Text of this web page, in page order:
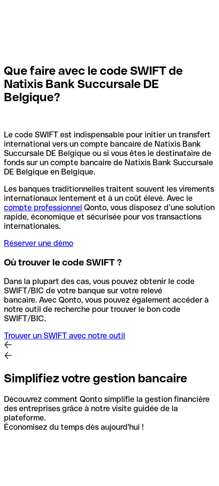
Que faire avec le code SWIFT de
Natixis Bank Succursale DE
Belgique?
Le code SWIFT est indispensable pour initier un transfert
international vers un compte bancaire de Natixis Bank
Succursale DE Belgique ou si vous êtes le destinataire de
fonds sur un compte bancaire de Natixis Bank Succursale
DE Belgique en Belgique.
Les banques traditionnelles traitent souvent les virements
internationaux lentement et à un coût élevé. Avec le
compte professionnel Qonto, vous disposez d’une solution
rapide, économique et sécurisée pour vos transactions
internationales.
Réserver une démo
Où trouver le code SWIFT ?
Dans la plupart des cas, vous pouvez obtenir le code
SWIFT/BIC de votre banque sur votre relevé
bancaire. Avec Qonto, vous pouvez également accéder à
notre outil de recherche pour trouver le bon code
SWIFT/BIC.
Trouver un SWIFT avec notre outil
Simplifiez votre gestion bancaire
Découvrez comment Qonto simplifie la gestion financière
des entreprises grâce à notre visite guidée de la
plateforme.
Économisez du temps dès aujourd'hui !